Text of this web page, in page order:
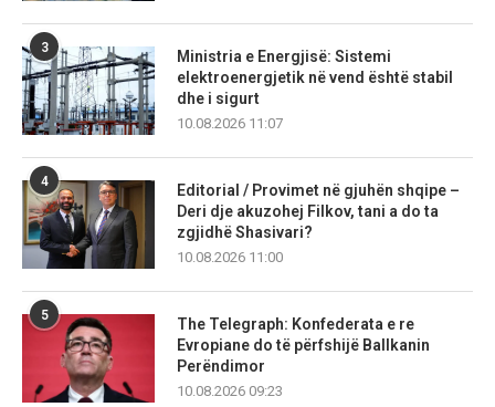
3
Ministria e Energjisë: Sistemi
elektroenergjetik në vend është stabil
dhe i sigurt
10.08.2026 11:07
4
Editorial / Provimet në gjuhën shqipe –
Deri dje akuzohej Filkov, tani a do ta
zgjidhë Shasivari?
10.08.2026 11:00
5
The Telegraph: Konfederata e re
Evropiane do të përfshijë Ballkanin
Perëndimor
10.08.2026 09:23